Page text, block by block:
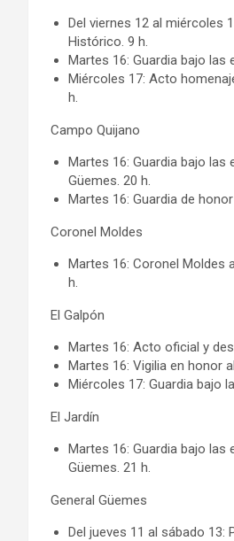
Del viernes 12 al miércoles
Histórico. 9 h.
Martes 16: Guardia bajo las
Miércoles 17: Acto
h.
Campo Quijano
Martes 16: Guardia bajo las
Güemes. 20 h.
Martes 16: Guardia de
Coronel Moldes
Martes 16: Coronel Moldes
h.
El Galpón
Martes 16: Acto oficial y
Martes 16: Vigilia en honor
Miércoles 17: Guardia bajo
El Jardín
Martes 16: Guardia bajo las
Güemes. 21 h.
General Güemes
Del jueves 11 al sábado 13: